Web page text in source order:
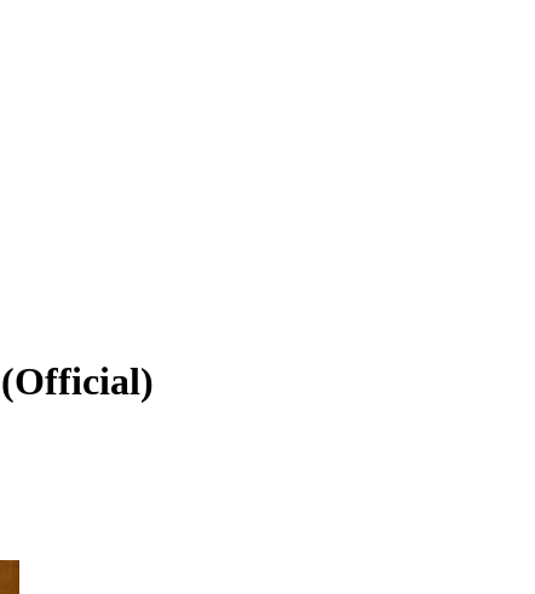
(Official)